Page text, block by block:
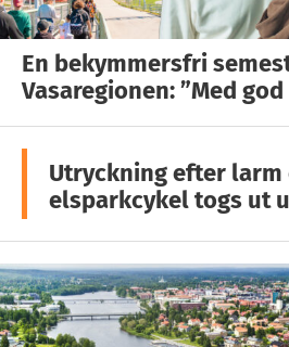
En bekymmersfri
Vasaregionen: ”Med
Utryckning efter larm
elsparkcykel togs ut